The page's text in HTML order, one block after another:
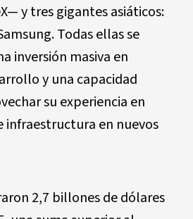
y tres gigantes asiáticos:
Todas ellas se
inversión masiva en
y una capacidad
su experiencia en
infraestructura en nuevos
2,7 billones de dólares